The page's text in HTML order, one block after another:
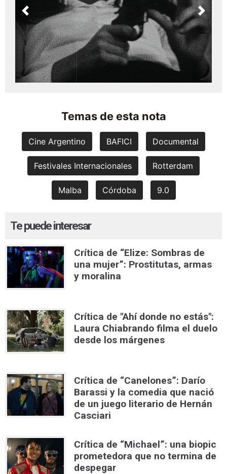
Previous Next
Temas de esta nota
Cine Argentino BAFICI Documental
Festivales Internacionales Rotterdam
Malba Córdoba 9.0
Te puede interesar
Crítica de “Elize: Sombras de
una mujer”: Prostitutas, armas
y moralina
Crítica de "Ahí donde no estás":
Laura Chiabrando filma el duelo
desde los márgenes
Crítica de “Canelones”: Darío
Barassi y la comedia que nació
de un juego literario de Hernán
Casciari
Crítica de “Michael”: una biopic
prometedora que no termina de
despegar